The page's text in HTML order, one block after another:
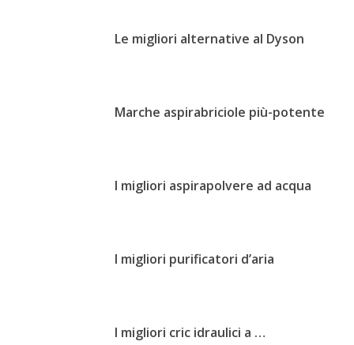
Le migliori alternative al Dyson
Marche aspirabriciole più-potente
I migliori aspirapolvere ad acqua
I migliori purificatori d’aria
I migliori cric idraulici a …